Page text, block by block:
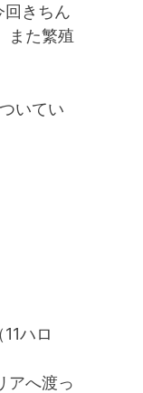
回きちん
また繁殖
いてい
ハロ
アへ渡っ